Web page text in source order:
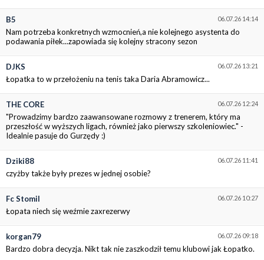
06.07.26 14:14
B5
Nam potrzeba konkretnych wzmocnień,a nie kolejnego asystenta do
podawania piłek...zapowiada się kolejny stracony sezon
06.07.26 13:21
DJKS
Łopatka to w przełożeniu na tenis taka Daria Abramowicz...
06.07.26 12:24
THE CORE
"Prowadzimy bardzo zaawansowane rozmowy z trenerem, który ma
przeszłość w wyższych ligach, również jako pierwszy szkoleniowiec." -
Idealnie pasuje do Gurzędy :)
06.07.26 11:41
Dziki88
czyżby także były prezes w jednej osobie?
06.07.26 10:27
Fc Stomil
Łopata niech się weźmie zaxrezerwy
06.07.26 09:18
korgan79
Bardzo dobra decyzja. Nikt tak nie zaszkodził temu klubowi jak Łopatko.